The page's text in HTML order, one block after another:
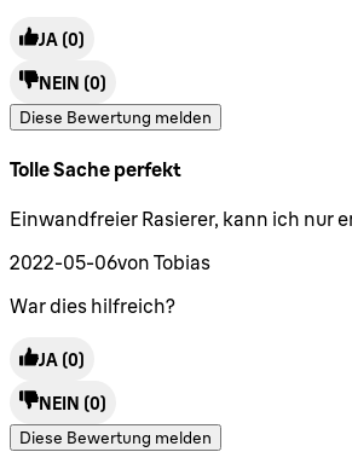
JA (0)
NEIN (0)
Diese Bewertung melden
Tolle Sache perfekt
5 Sterne von maximal 5
Einwandfreier Rasierer, kann ich nur
2022-05-06von Tobias
War dies hilfreich?
JA (0)
NEIN (0)
Diese Bewertung melden